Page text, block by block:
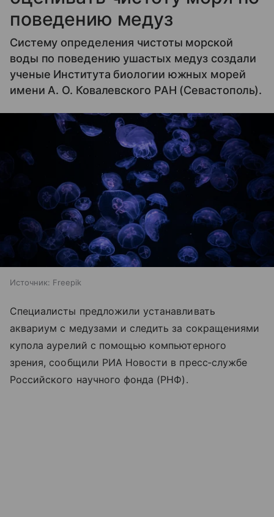
поведению медуз
Систему определения чистоты морской
воды по поведению ушастых медуз создали
ученые Института биологии южных морей
имени А. О. Ковалевского РАН (Севастополь).
Источник: Freepik
Специалисты предложили устанавливать
аквариум с медузами и следить за сокращениями
купола аурелий с помощью компьютерного
зрения, сообщили РИА Новости в пресс‑службе
Российского научного фонда (РНФ).